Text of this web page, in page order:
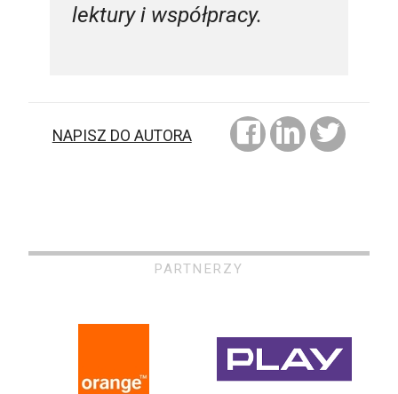
lektury i współpracy.
NAPISZ DO AUTORA
PARTNERZY